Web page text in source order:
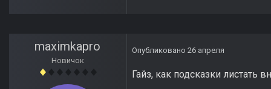
maximkapro
Новичок
Опубликовано 26 апреля
Гайз, как подсказки листать